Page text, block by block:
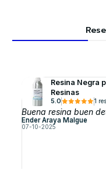
Resina Negra
Resinas
5.0 1
Buena resina buen
Ender Araya Malgue
07-10-2025